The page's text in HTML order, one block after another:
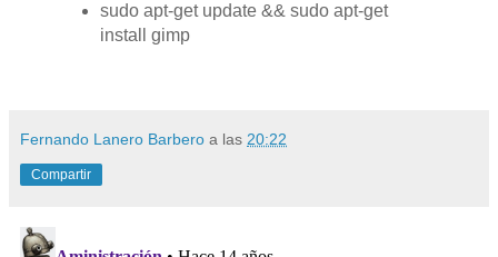
sudo apt-get update && sudo apt-get
install gimp
Fernando Lanero Barbero a las 20:22
Compartir